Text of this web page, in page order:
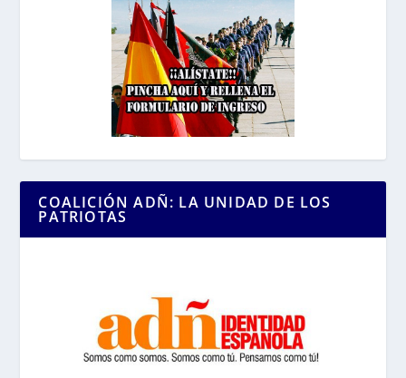
COALICIÓN ADÑ: LA UNIDAD DE LOS
PATRIOTAS